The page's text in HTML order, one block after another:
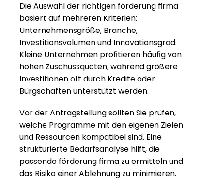
Die Auswahl der richtigen förderung firma
basiert auf mehreren Kriterien:
Unternehmensgröße, Branche,
Investitionsvolumen und Innovationsgrad.
Kleine Unternehmen profitieren häufig von
hohen Zuschussquoten, während größere
Investitionen oft durch Kredite oder
Bürgschaften unterstützt werden.
Vor der Antragstellung sollten Sie prüfen,
welche Programme mit den eigenen Zielen
und Ressourcen kompatibel sind. Eine
strukturierte Bedarfsanalyse hilft, die
passende förderung firma zu ermitteln und
das Risiko einer Ablehnung zu minimieren.